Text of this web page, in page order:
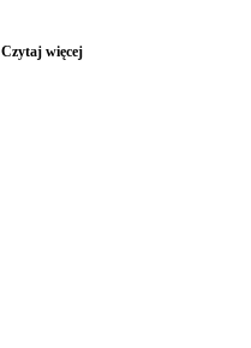
Czytaj więcej